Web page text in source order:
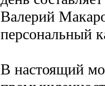
Валерий
персональный
В настоящий